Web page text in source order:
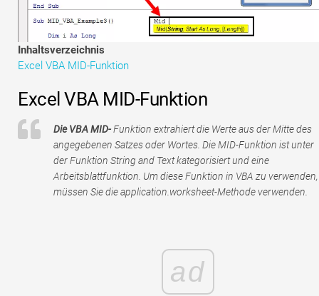
Tutorials zur Finanzmodellierung
Vollständige Form
Inhaltsverzeichnis
Excel VBA MID-Funktion
Excel VBA MID-Funktion
Die VBA MID-Funktion extrahiert die Werte aus der Mitte des
angegebenen Satzes oder Wortes. Die MID-Funktion ist unter
der Funktion String and Text kategorisiert und eine
Arbeitsblattfunktion. Um diese Funktion in VBA zu verwenden,
müssen Sie die application.worksheet-Methode verwenden.
ad